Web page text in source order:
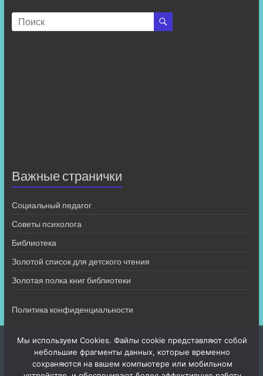
Важные странички
Социальный педагог
Советы психолога
Библиотека
Золотой список для детского чтения
Золотая полка книг библиотеки
Политика конфиденциальности
Мы используем Cookies. Файлы cookie представляют собой
небольшие фрагменты данных, которые временно
сохраняются на вашем компьютере или мобильном